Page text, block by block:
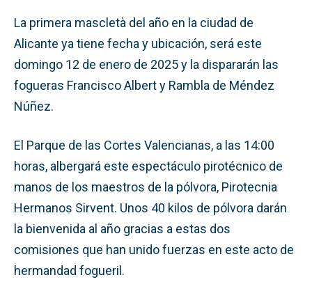
La primera mascletà del año en la ciudad de
Alicante ya tiene fecha y ubicación, será este
domingo 12 de enero de 2025 y la dispararán las
fogueras Francisco Albert y Rambla de Méndez
Núñez.
El Parque de las Cortes Valencianas, a las 14:00
horas, albergará este espectáculo pirotécnico de
manos de los maestros de la pólvora, Pirotecnia
Hermanos Sirvent. Unos 40 kilos de pólvora darán
la bienvenida al año gracias a estas dos
comisiones que han unido fuerzas en este acto de
hermandad fogueril.